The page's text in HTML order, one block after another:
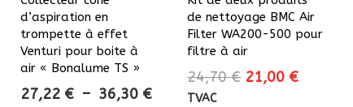
d’aspiration en
trompette à effet
Venturi pour boite à
air « Bonalume TS »
27,22 € – 36,30 €Plage
de nettoyage BMC Air
Filter WA200-500 pour
filtre à air
24,70€ Le
21,00 €Le
TVAC